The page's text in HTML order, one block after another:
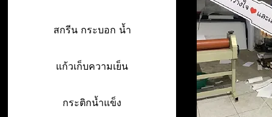
สกรีน กระบอก น้ำ
แก้วเก็บความเย็น
กระติกน้ำแข็ง